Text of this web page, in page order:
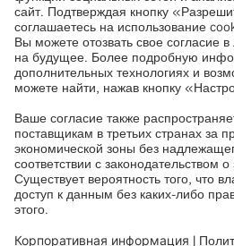
contact@brainlab.com.